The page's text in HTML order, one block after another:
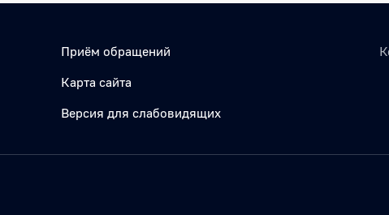
Приём обращений
Карта сайта
Версия для слабовидящих